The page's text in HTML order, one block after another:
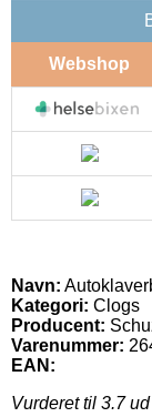
Webshop
Navn:
Kategori: Clogs
Producent:
Varenummer:
EAN:
Vurderet til 3.7ud